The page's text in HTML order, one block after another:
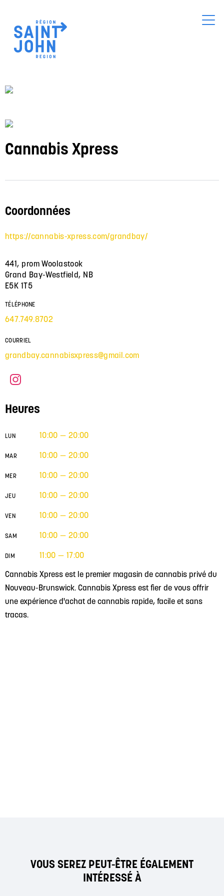
main
content
Cannabis Xpress
Cannabis Xpress est le premier magasin de cannabis privé du
Nouveau-Brunswick. Cannabis Xpress est fier de vous offrir
une expérience d'achat de cannabis rapide, facile et sans
tracas.
Coordonnées
https://cannabis-xpress.com/grandbay/
441, prom Woolastook
Grand Bay-Westfield, NB
E5K 1T5
TÉLÉPHONE
647.749.8702
COURRIEL
grandbay.cannabisxpress@gmail.com
Heures
LUN 10:00 — 20:00
MAR 10:00 — 20:00
MER 10:00 — 20:00
JEU 10:00 — 20:00
VEN 10:00 — 20:00
SAM 10:00 — 20:00
DIM 11:00 — 17:00
VOUS SEREZ PEUT-ÊTRE ÉGALEMENT
INTÉRESSÉ À